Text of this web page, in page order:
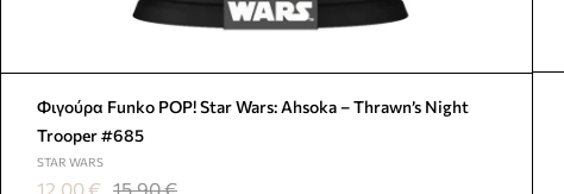
Φιγούρα Funko POP! Star Wars: Ahsoka – Thrawn’s Night
Trooper #685
STAR WARS
15,90€
12,00€